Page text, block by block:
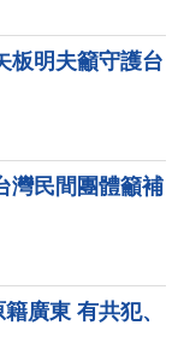
板明夫籲守護台
灣民間團體籲補
廣東 有共犯、